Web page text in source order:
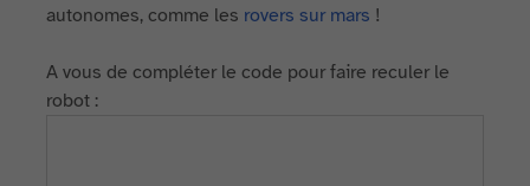
autonomes, comme les rovers sur mars !
A vous de compléter le code pour faire reculer le
robot :